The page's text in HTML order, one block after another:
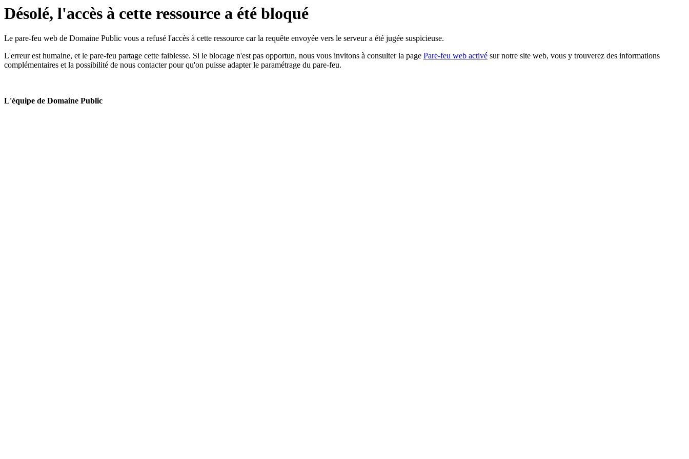
Désolé, l'accès à cette ressource a été bloqué
Le pare-feu web de Domaine Public vous a refusé l'accès à cette ressource car la requête envoyée vers le serveur a été jugée suspicieuse.
L'erreur est humaine, et le pare-feu partage cette faiblesse. Si le blocage n'est pas opportun, nous vous invitons à consulter la page Pare-feu web activé sur notre site web, vous y trouverez des informations
complémentaires et la possibilité de nous contacter pour qu'on puisse adapter le paramétrage du pare-feu.
L'équipe de Domaine Public